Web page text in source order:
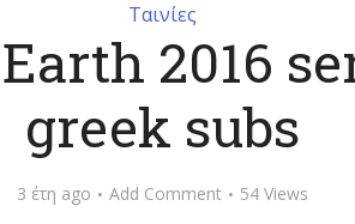
Ταινίες
2016
greek subs
3 έτη ago Add Comment 54 Views